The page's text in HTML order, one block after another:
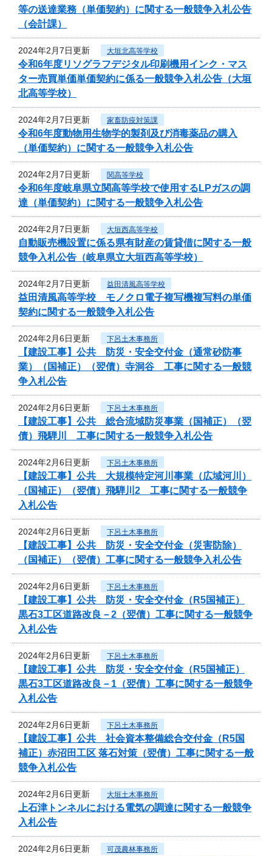
等の送達業務（単価契約）に関する一般競争入札公告
（会計課）
2024年2月7日更新 大垣北高等学校
令和6年度リソグラフデジタル印刷機用インク・マス
ター売買単価単価契約に係る一般競争入札公告（大垣
北高等学校）
2024年2月7日更新 家畜防疫対策課
令和6年度動物用生物学的製剤及び消毒薬品の購入
（単価契約）に関する一般競争入札公告
2024年2月7日更新 関高等学校
令和6年度岐阜県立関高等学校で使用するLPガスの調
達（単価契約）に関する一般競争入札公告
2024年2月7日更新 大垣西高等学校
自動販売機設置に係る県有財産の賃貸借に関する一般
競争入札公告（岐阜県立大垣西高等学校）
2024年2月7日更新 益田清風高等学校
益田清風高等学校 モノクロ電子複写機複写料の単価
契約に関する一般競争入札公告
2024年2月6日更新 下呂土木事務所
【建設工事】公共 防災・安全交付金（通常砂防事
業）（国補正）（翌債）寺洞谷 工事に関する一般競
争入札公告
2024年2月6日更新 下呂土木事務所
【建設工事】公共 総合流域防災事業（国補正）（翌
債）飛騨川 工事に関する一般競争入札公告
2024年2月6日更新 下呂土木事務所
【建設工事】公共 大規模特定河川事業（広域河川）
（国補正）（翌債）飛騨川2 工事に関する一般競争
入札公告
2024年2月6日更新 下呂土木事務所
【建設工事】公共 防災・安全交付金（災害防除）
（国補正）（翌債）工事に関する一般競争入札公告
2024年2月6日更新 下呂土木事務所
【建設工事】公共 防災・安全交付金（R5国補正）
黒石3工区道路改良－2（翌債）工事に関する一般競争
入札公告
2024年2月6日更新 下呂土木事務所
【建設工事】公共 防災・安全交付金（R5国補正）
黒石3工区道路改良－1（翌債）工事に関する一般競争
入札公告
2024年2月6日更新 下呂土木事務所
【建設工事】公共 社会資本整備総合交付金（R5国
補正）赤沼田工区 落石対策（翌債）工事に関する一般
競争入札公告
2024年2月6日更新 大垣土木事務所
上石津トンネルにおける電気の調達に関する一般競争
入札公告
2024年2月6日更新 可茂農林事務所